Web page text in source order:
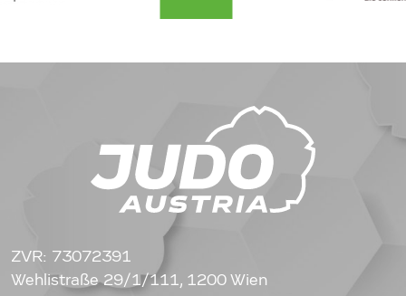
ZVR: 73072391
Wehlistraße 29/1/111, 1200 Wien